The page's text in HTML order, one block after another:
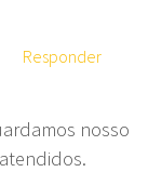
Responder
nosso